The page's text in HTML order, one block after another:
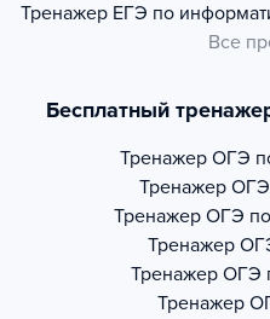
Тренажер ЕГЭ по
Все
Бесплатный
Тренажер ОГЭ
Тренажер ОГЭ
Тренажер ОГЭ
Тренажер
Тренажер ОГЭ
Тренажер